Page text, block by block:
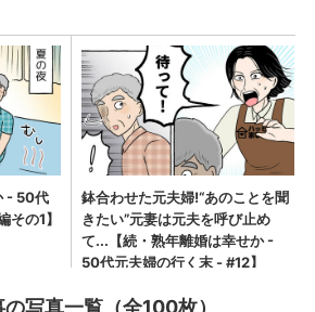
写真一覧（全100枚）